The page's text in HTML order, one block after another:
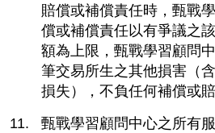
賠償或補償責任時，甄戰
償或補償責任以有爭議之
額為上限，甄戰學習顧問
筆交易所生之其他損害（
損失），不負任何補償或賠
甄戰學習顧問中心之所有